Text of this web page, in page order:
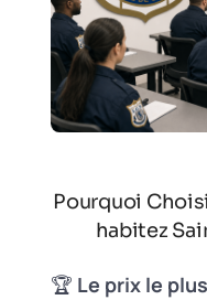
Pourquoi
habitez
🏆 Le prix le